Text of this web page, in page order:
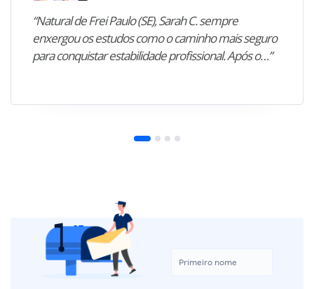
“Natural de Frei Paulo (SE), Sarah C. sempre
enxergou os estudos como o caminho mais seguro
para conquistar estabilidade profissional. Após o…”